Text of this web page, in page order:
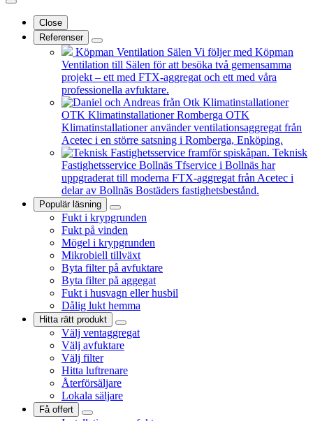
Close
Referenser
Köpman Ventilation Sälen Vi följer med Köpman
Ventilation till Sälen för att besöka två gemensamma
projekt – ett med FTX-aggregat och ett med våra
professionella avfuktare.
OTK Klimatinstallationer Romberga OTK
Klimatinstallationer använder ventilationsaggregat från
Acetec i en större satsning i Romberga, Enköping.
Teknisk
Fastighetsservice Bollnäs Tfservice i Bollnäs har
uppgraderat till moderna FTX-aggregat från Acetec i
delar av Bollnäs Bostäders fastighetsbestånd.
Populär läsning
Fukt i krypgrunden
Fukt på vinden
Mögel i krypgrunden
Mikrobiell tillväxt
Byta filter på avfuktare
Byta filter på aggegat
Fukt i husvagn eller husbil
Dålig lukt hemma
Hitta rätt produkt
Välj ventaggregat
Välj avfuktare
Välj filter
Hitta luftrenare
Återförsäljare
Lokala säljare
Få offert